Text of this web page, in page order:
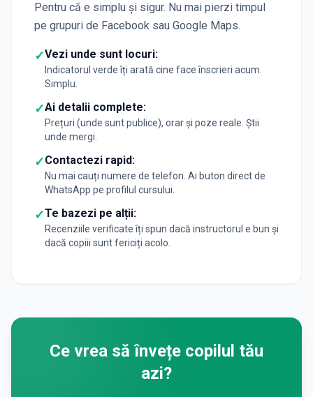
Pentru că e simplu și sigur. Nu mai pierzi timpul
pe grupuri de Facebook sau Google Maps.
✓Vezi unde sunt locuri:
Indicatorul verde îți arată cine face înscrieri acum.
Simplu.
✓Ai detalii complete:
Prețuri (unde sunt publice), orar și poze reale. Știi
unde mergi.
✓Contactezi rapid:
Nu mai cauți numere de telefon. Ai buton direct de
WhatsApp pe profilul cursului.
✓Te bazezi pe alții:
Recenziile verificate îți spun dacă instructorul e bun și
dacă copiii sunt fericiți acolo.
Ce vrea să învețe copilul tău
azi?